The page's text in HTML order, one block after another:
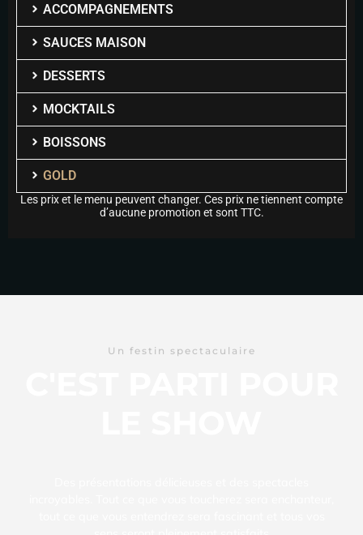
ACCOMPAGNEMENTS
SAUCES MAISON
DESSERTS
MOCKTAILS
BOISSONS
GOLD
Les prix et le menu peuvent changer. Ces prix ne tiennent compte
d’aucune promotion et sont TTC.
Un festin spectaculaire